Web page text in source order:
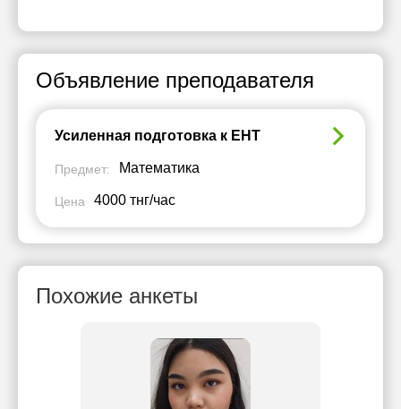
Объявление преподавателя
Усиленная подготовка к ЕНТ
Предмет: Математика
Цена 4000 тнг/час
Похожие анкеты